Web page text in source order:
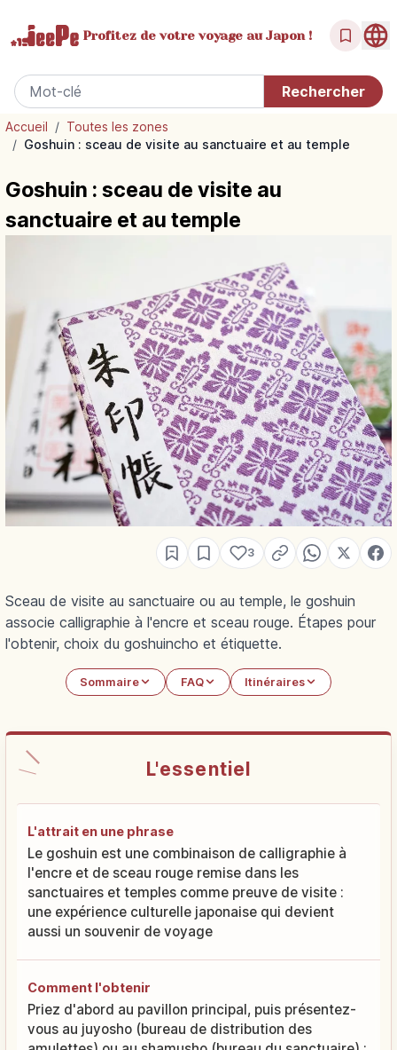
Profitez de votrevoyage au Japon !
Accueil / Toutes les zones
/ Goshuin : sceau de visite au sanctuaire et au temple
Goshuin : sceau de visite au
sanctuaire et au temple
3
Sceau de visite au sanctuaire ou au temple, le goshuin
associe calligraphie à l'encre et sceau rouge. Étapes pour
l'obtenir, choix du goshuincho et étiquette.
Sommaire FAQ Itinéraires
L'essentiel
L'attrait en une phrase
Le goshuin est une combinaison de calligraphie à
l'encre et de sceau rouge remise dans les
sanctuaires et temples comme preuve de visite :
une expérience culturelle japonaise qui devient
aussi un souvenir de voyage
Comment l'obtenir
Priez d'abord au pavillon principal, puis présentez-
vous au juyosho (bureau de distribution des